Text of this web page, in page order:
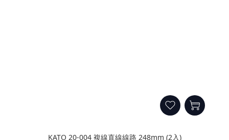
KATO 20-004 複線直線線路 248mm (2入)